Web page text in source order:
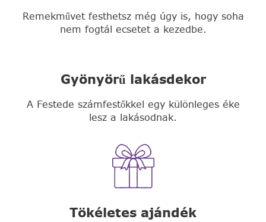
Remekművet festhetsz még úgy is, hogy soha
nem fogtál ecsetet a kezedbe.
Gyönyörű lakásdekor
A Festede számfestőkkel egy különleges éke
lesz a lakásodnak.
Tökéletes ajándék